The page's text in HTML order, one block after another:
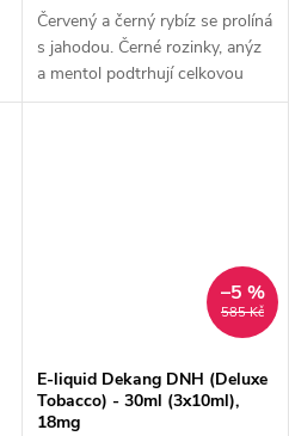
Červený a černý rybíz se prolíná
s jahodou. Černé rozinky, anýz
a mentol podtrhují celkovou
kompozici.
585 Kč
–5 %
E-liquid Dekang DNH (Deluxe
Tobacco) - 30ml (3x10ml),
18mg